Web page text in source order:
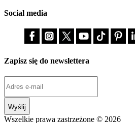
Social media
Zapisz się do newslettera
Wyślij
Wszelkie prawa zastrzeżone © 2026